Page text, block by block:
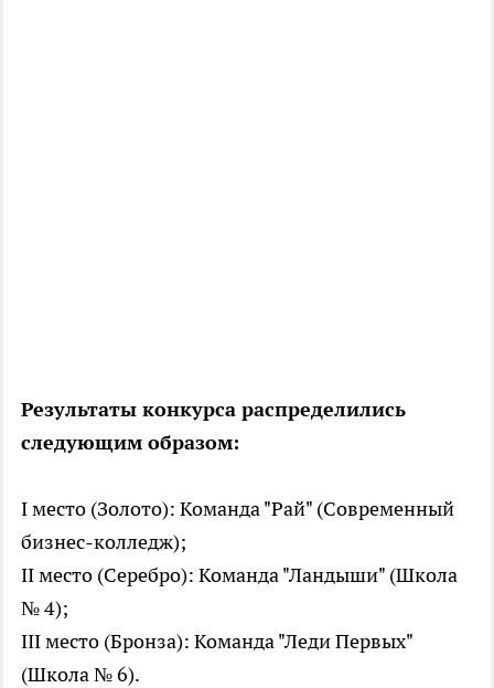
Результаты конкурса распределились
следующим образом:
I место (Золото): Команда "Рай" (Современный
бизнес-колледж);
II место (Серебро): Команда "Ландыши" (Школа
№ 4);
III место (Бронза): Команда "Леди Первых"
(Школа № 6).